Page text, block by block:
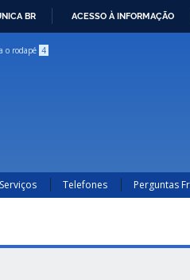
BR ACESSO À INFORMAÇÃO
o rodapé 4
Serviços Telefones Perguntas